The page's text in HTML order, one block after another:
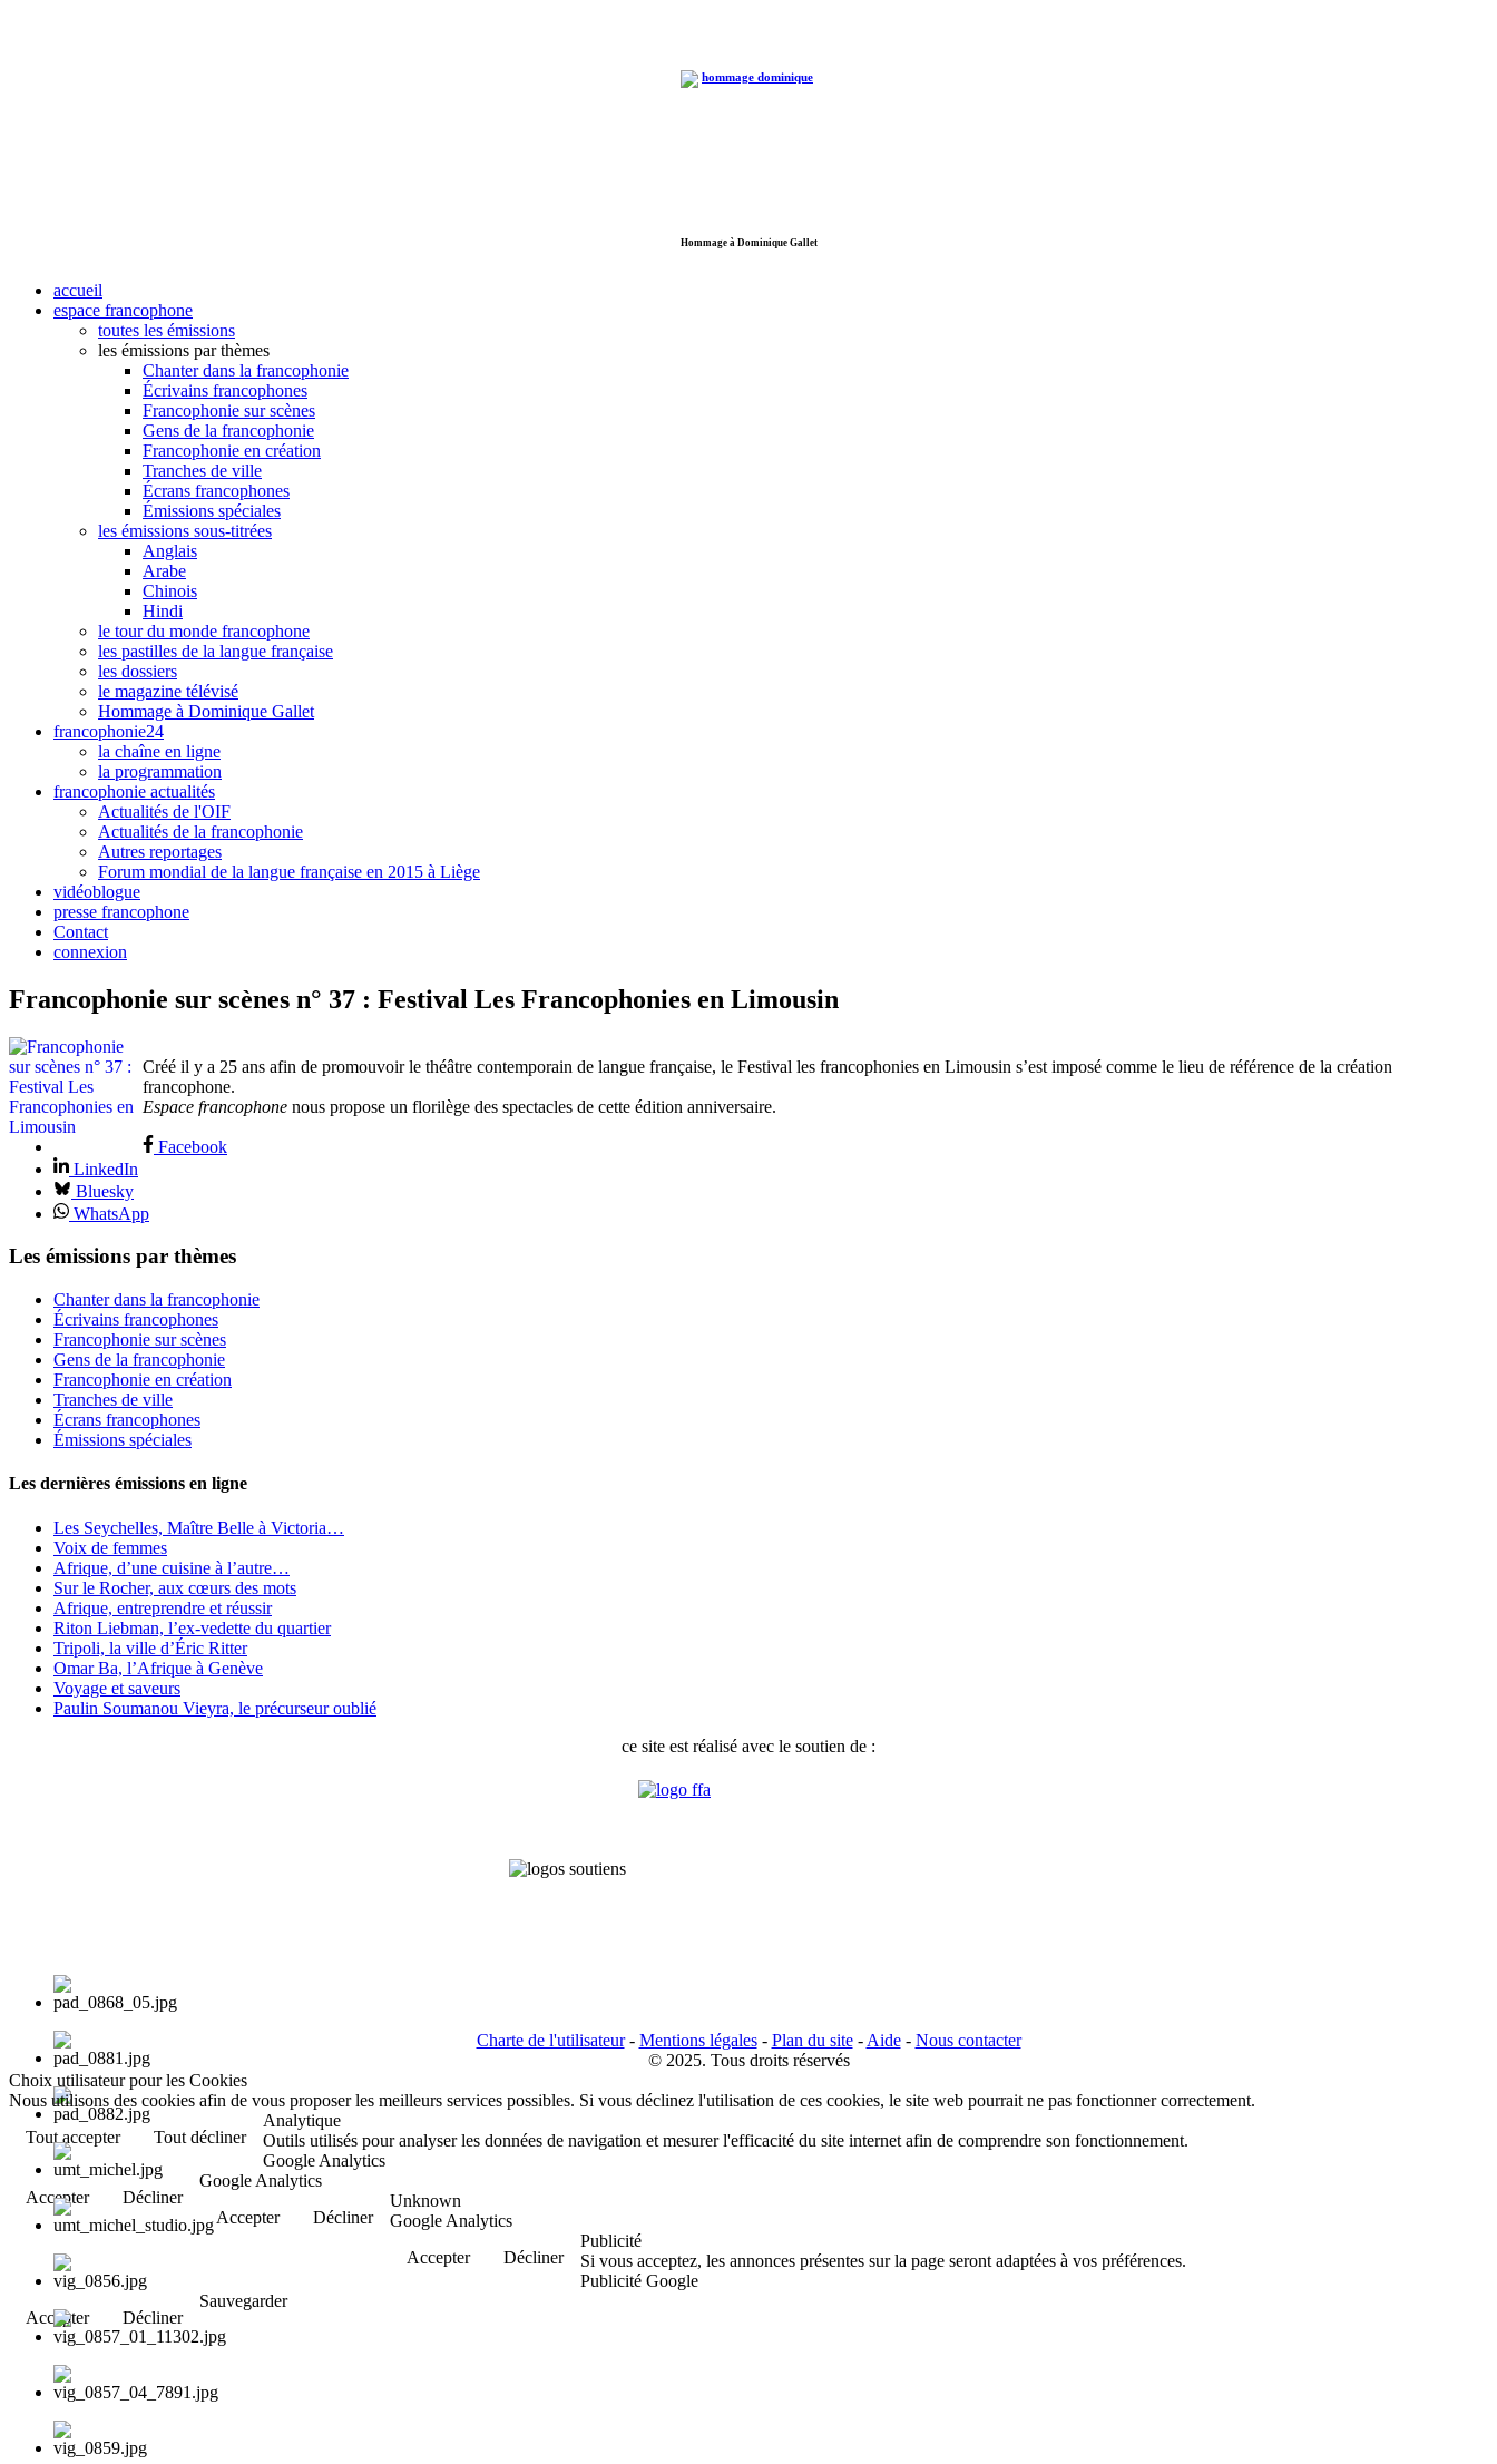
Hommage à Dominique Gallet
accueil
espace francophone
toutes les émissions
les émissions par thèmes
Chanter dans la francophonie
Écrivains francophones
Francophonie sur scènes
Gens de la francophonie
Francophonie en création
Tranches de ville
Écrans francophones
Émissions spéciales
les émissions sous-titrées
Anglais
Arabe
Chinois
Hindi
le tour du monde francophone
les pastilles de la langue française
les dossiers
le magazine télévisé
Hommage à Dominique Gallet
francophonie24
la chaîne en ligne
la programmation
francophonie actualités
Actualités de l'OIF
Actualités de la francophonie
Autres reportages
Forum mondial de la langue française en 2015 à Liège
vidéoblogue
presse francophone
Contact
connexion
Francophonie sur scènes n° 37 : Festival Les Francophonies en Limousin
Créé il y a 25 ans afin de promouvoir le théâtre contemporain de langue française, le Festival les francophonies en Limousin s’est imposé comme le lieu de référence de la création
francophone.
Espace francophone nous propose un florilège des spectacles de cette édition anniversaire.
Facebook
LinkedIn
Bluesky
WhatsApp
Les émissions par thèmes
Chanter dans la francophonie
Écrivains francophones
Francophonie sur scènes
Gens de la francophonie
Francophonie en création
Tranches de ville
Écrans francophones
Émissions spéciales
Les dernières émissions en ligne
Les Seychelles, Maître Belle à Victoria…
Voix de femmes
Afrique, d’une cuisine à l’autre…
Sur le Rocher, aux cœurs des mots
Afrique, entreprendre et réussir
Riton Liebman, l’ex-vedette du quartier
Tripoli, la ville d’Éric Ritter
Omar Ba, l’Afrique à Genève
Voyage et saveurs
Paulin Soumanou Vieyra, le précurseur oublié
ce site est réalisé avec le soutien de :
Charte de l'utilisateur- Mentions légales- Plan du site- Aide- Nous contacter
© 2025. Tous droits réservés
Choix utilisateur pour les Cookies
Nous utilisons des cookies afin de vous proposer les meilleurs services possibles. Si vous déclinez l'utilisation de ces cookies, le site web pourrait ne pas fonctionner correctement.
Tout accepter
Tout décliner
Analytique
Outils utilisés pour analyser les données de navigation et mesurer l'efficacité du site internet afin de comprendre son fonctionnement.
Google Analytics
Accepter
Décliner
Google Analytics
Accepter
Décliner
Unknown
Google Analytics
Accepter
Décliner
Publicité
Si vous acceptez, les annonces présentes sur la page seront adaptées à vos préférences.
Publicité Google
Accepter
Décliner
Sauvegarder